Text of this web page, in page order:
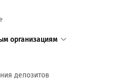
организациям
депозитов